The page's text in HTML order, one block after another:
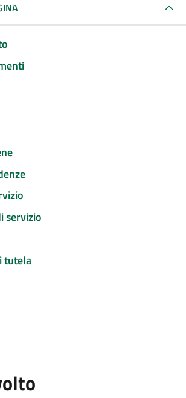
servizio
tutela